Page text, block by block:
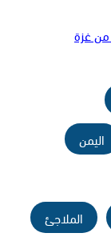
من غزة
اليمن
الملاجئ